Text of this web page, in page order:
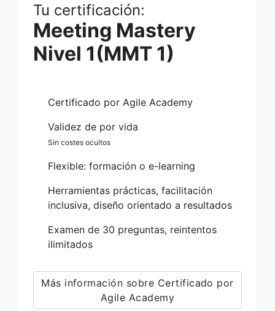
Tu certificación:
Meeting Mastery
Nivel 1(MMT 1)
Certificado por Agile Academy
Validez de por vida
Sin costes ocultos
Flexible: formación o e-learning
Herramientas prácticas, facilitación
inclusiva, diseño orientado a resultados
Examen de 30 preguntas, reintentos
ilimitados
Más información sobre Certificado por
Agile Academy